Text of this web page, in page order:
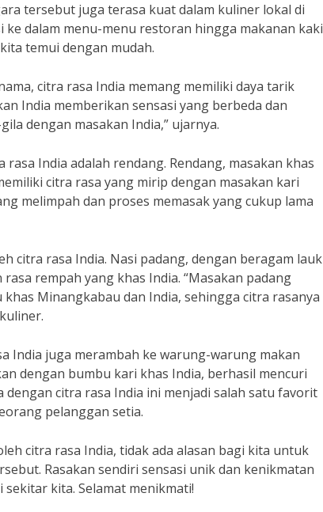
tersebut juga terasa kuat dalam kuliner lokal di
dalam menu-menu restoran hingga makanan kaki
temui dengan mudah.
citra rasa India memang memiliki daya tarik
India memberikan sensasi yang berbeda dan
dengan masakan India,” ujarnya.
India adalah rendang. Rendang, masakan khas
citra rasa yang mirip dengan masakan kari
melimpah dan proses memasak yang cukup lama
citra rasa India. Nasi padang, dengan beragam lauk
rempah yang khas India. “Masakan padang
Minangkabau dan India, sehingga citra rasanya
India juga merambah ke warung-warung makan
dengan bumbu kari khas India, berhasil mencuri
citra rasa India ini menjadi salah satu favorit
pelanggan setia.
citra rasa India, tidak ada alasan bagi kita untuk
Rasakan sendiri sensasi unik dan kenikmatan
kita. Selamat menikmati!